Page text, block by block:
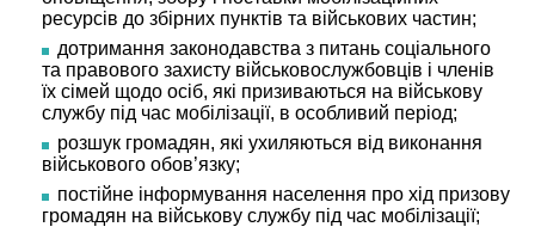
ресурсів до збірних пунктів та військових частин;
дотримання законодавства з питань соціального
та правового захисту військовослужбовців і членів
їх сімей щодо осіб, які призиваються на військову
службу під час мобілізації, в особливий період;
розшук громадян, які ухиляються від виконання
військового обов’язку;
постійне інформування населення про хід призову
громадян на військову службу під час мобілізації;